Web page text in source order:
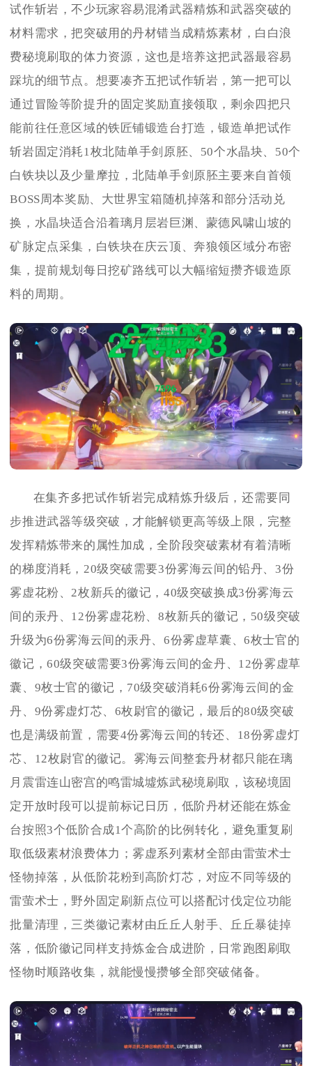
试作斩岩，不少玩家容易混淆武器精炼和武器突破的
材料需求，把突破用的丹材错当成精炼素材，白白浪
费秘境刷取的体力资源，这也是培养这把武器最容易
踩坑的细节点。想要凑齐五把试作斩岩，第一把可以
通过冒险等阶提升的固定奖励直接领取，剩余四把只
能前往任意区域的铁匠铺锻造台打造，锻造单把试作
斩岩固定消耗1枚北陆单手剑原胚、50个水晶块、50个
白铁块以及少量摩拉，北陆单手剑原胚主要来自首领
BOSS周本奖励、大世界宝箱随机掉落和部分活动兑
换，水晶块适合沿着璃月层岩巨渊、蒙德风啸山坡的
矿脉定点采集，白铁块在庆云顶、奔狼领区域分布密
集，提前规划每日挖矿路线可以大幅缩短攒齐锻造原
料的周期。
在集齐多把试作斩岩完成精炼升级后，还需要同
步推进武器等级突破，才能解锁更高等级上限，完整
发挥精炼带来的属性加成，全阶段突破素材有着清晰
的梯度消耗，20级突破需要3份雾海云间的铅丹、3份
雾虚花粉、2枚新兵的徽记，40级突破换成3份雾海云
间的汞丹、12份雾虚花粉、8枚新兵的徽记，50级突破
升级为6份雾海云间的汞丹、6份雾虚草囊、6枚士官的
徽记，60级突破需要3份雾海云间的金丹、12份雾虚草
囊、9枚士官的徽记，70级突破消耗6份雾海云间的金
丹、9份雾虚灯芯、6枚尉官的徽记，最后的80级突破
也是满级前置，需要4份雾海云间的转还、18份雾虚灯
芯、12枚尉官的徽记。雾海云间整套丹材都只能在璃
月震雷连山密宫的鸣雷城墟炼武秘境刷取，该秘境固
定开放时段可以提前标记日历，低阶丹材还能在炼金
台按照3个低阶合成1个高阶的比例转化，避免重复刷
取低级素材浪费体力；雾虚系列素材全部由雷萤术士
怪物掉落，从低阶花粉到高阶灯芯，对应不同等级的
雷萤术士，野外固定刷新点位可以搭配讨伐定位功能
批量清理，三类徽记素材由丘丘人射手、丘丘暴徒掉
落，低阶徽记同样支持炼金合成进阶，日常跑图刷取
怪物时顺路收集，就能慢慢攒够全部突破储备。